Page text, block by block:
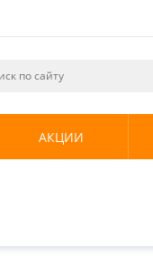
и
использования.
.
АКЦИИ